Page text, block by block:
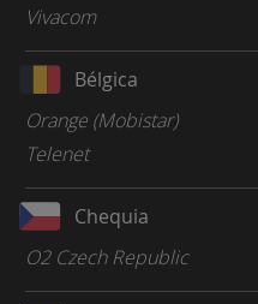
Vivacom
Bélgica
Orange (Mobistar)
Telenet
Chequia
O2 Czech Republic